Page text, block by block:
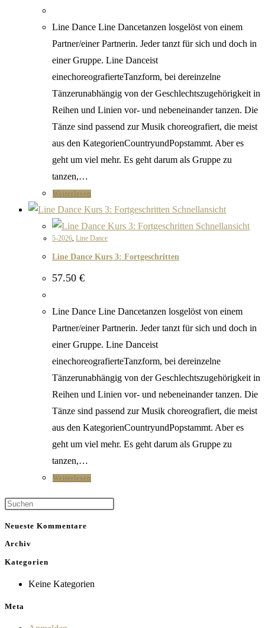
Line Dance Line Dancetanzen losgelöst von einem
Partner/einer Partnerin. Jeder tanzt für sich und doch in
einer Gruppe. Line Danceist
einechoreografierteTanzform, bei dereinzelne
Tänzerunabhängig von der Geschlechtszugehörigkeit in
Reihen und Linien vor- und nebeneinander tanzen. Die
Tänze sind passend zur Musik choreografiert, die meist
aus den KategorienCountryundPopstammt. Aber es
geht um viel mehr. Es geht darum als Gruppe zu
tanzen,…
Weiterlesen
Schnellansicht
Schnellansicht
5-2026 Line Dance
Line Dance Kurs 3: Fortgeschritten
57.50 €
Line Dance Line Dancetanzen losgelöst von einem
Partner/einer Partnerin. Jeder tanzt für sich und doch in
einer Gruppe. Line Danceist
einechoreografierteTanzform, bei dereinzelne
Tänzerunabhängig von der Geschlechtszugehörigkeit in
Reihen und Linien vor- und nebeneinander tanzen. Die
Tänze sind passend zur Musik choreografiert, die meist
aus den KategorienCountryundPopstammt. Aber es
geht um viel mehr. Es geht darum als Gruppe zu
tanzen,…
Weiterlesen
Neueste Kommentare
Archiv
Kategorien
Keine Kategorien
Meta